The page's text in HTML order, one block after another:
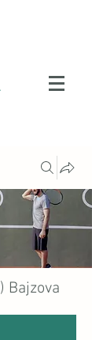
sa
Bajzova